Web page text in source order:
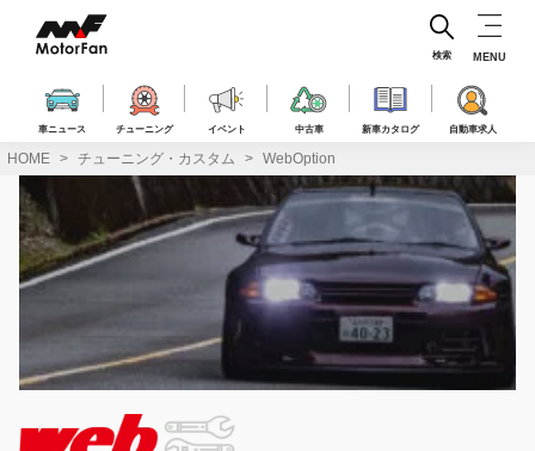
ス
車ニュース チューニング イベント 中古車 新車カタログ 自動車求人
検索 MENU
HOME チューニング・カスタム WebOption